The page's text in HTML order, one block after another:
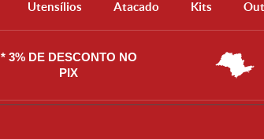
Utensílios Atacado Kits
* 3% DE DESCONTO NO
PIX